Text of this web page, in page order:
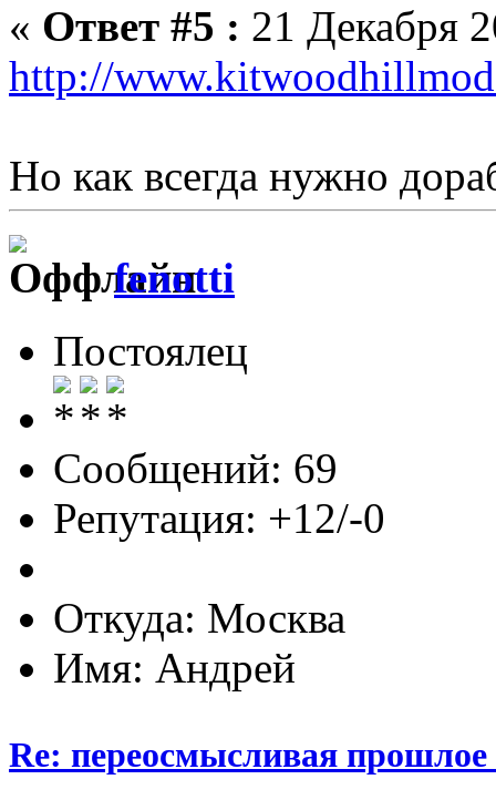
« Ответ #5 : 21 Декабря
http://
Но как всегда нужно
fenotti
Постоялец
Сообщений: 69
Репутация: +12/-0
Откуда: Москва
Имя: Андрей
Re: переосмысливая